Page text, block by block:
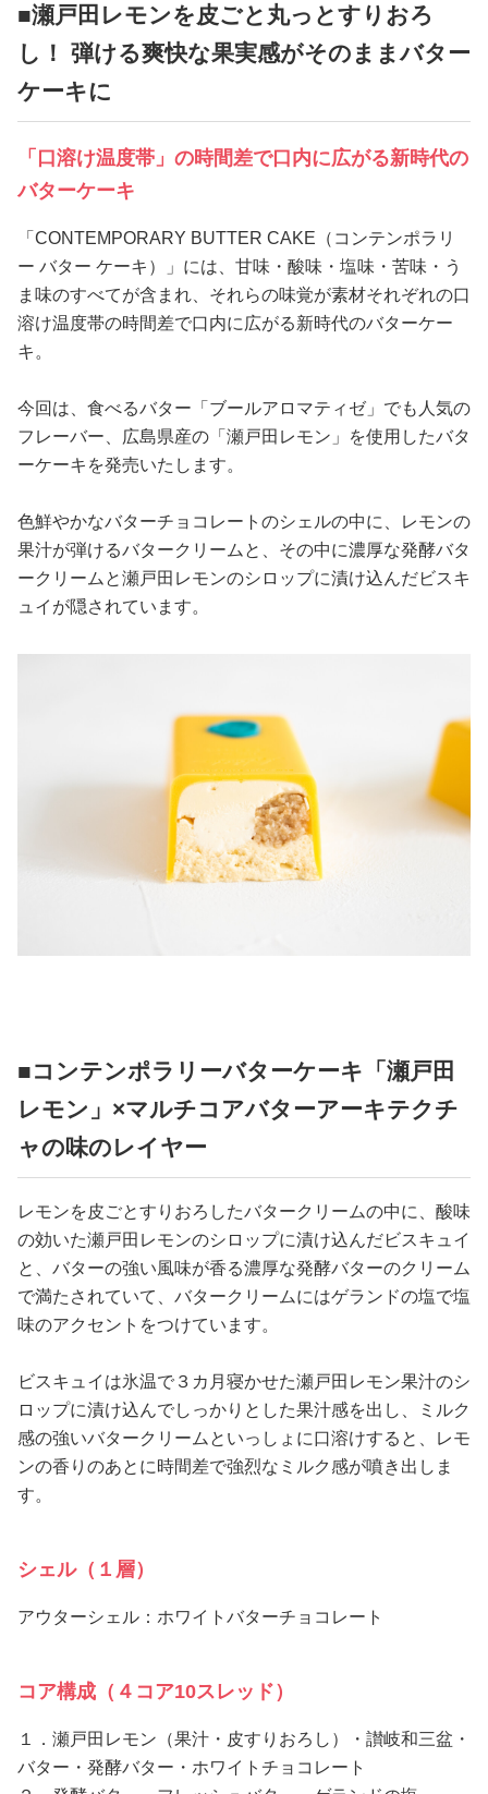
■瀬戸田レモンを皮ごと丸っとすりおろ
し！ 弾ける爽快な果実感がそのままバター
ケーキに
「口溶け温度帯」の時間差で口内に広がる新時代の
バターケーキ
「CONTEMPORARY BUTTER CAKE（コンテンポラリ
ー バター ケーキ）」には、甘味・酸味・塩味・苦味・う
ま味のすべてが含まれ、それらの味覚が素材それぞれの口
溶け温度帯の時間差で口内に広がる新時代のバターケー
キ。
今回は、食べるバター「ブールアロマティゼ」でも人気の
フレーバー、広島県産の「瀬戸田レモン」を使用したバタ
ーケーキを発売いたします。
色鮮やかなバターチョコレートのシェルの中に、レモンの
果汁が弾けるバタークリームと、その中に濃厚な発酵バタ
ークリームと瀬戸田レモンのシロップに漬け込んだビスキ
ュイが隠されています。
■コンテンポラリーバターケーキ「瀬戸田
レモン」×マルチコアバターアーキテクチ
ャの味のレイヤー
レモンを皮ごとすりおろしたバタークリームの中に、酸味
の効いた瀬戸田レモンのシロップに漬け込んだビスキュイ
と、バターの強い風味が香る濃厚な発酵バターのクリーム
で満たされていて、バタークリームにはゲランドの塩で塩
味のアクセントをつけています。
ビスキュイは氷温で３カ月寝かせた瀬戸田レモン果汁のシ
ロップに漬け込んでしっかりとした果汁感を出し、ミルク
感の強いバタークリームといっしょに口溶けすると、レモ
ンの香りのあとに時間差で強烈なミルク感が噴き出しま
す。
シェル（１層）
アウターシェル：ホワイトバターチョコレート
コア構成（４コア10スレッド）
１．瀬戸田レモン（果汁・皮すりおろし）・讃岐和三盆・
バター・発酵バター・ホワイトチョコレート